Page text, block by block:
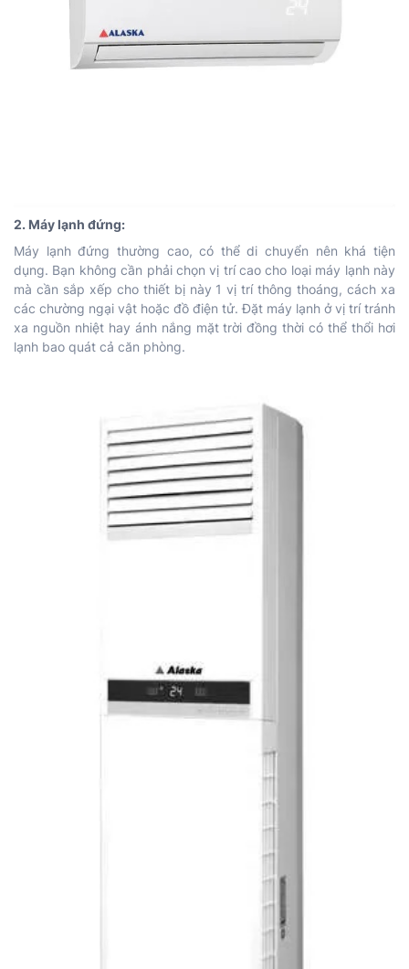
2. Máy lạnh đứng:
Máy lạnh đứng thường cao, có thể di chuyển nên khá tiện
dụng. Bạn không cần phải chọn vị trí cao cho loại máy lạnh này
mà cần sắp xếp cho thiết bị này 1 vị trí thông thoáng, cách xa
các chường ngại vật hoặc đồ điện tử. Đặt máy lạnh ở vị trí tránh
xa nguồn nhiệt hay ánh nắng mặt trời đồng thời có thể thổi hơi
lạnh bao quát cả căn phòng.